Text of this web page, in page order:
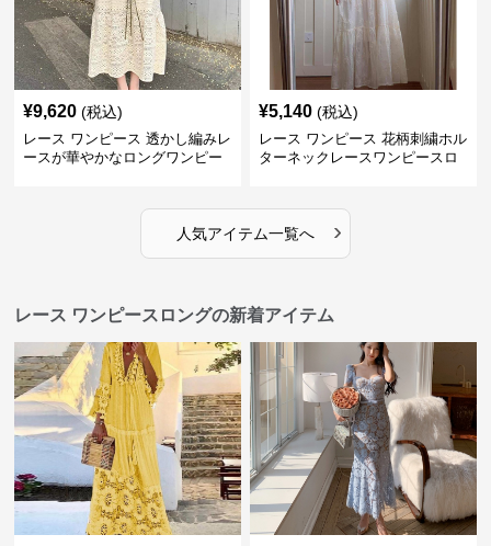
¥9,620 (税込)
レース ワンピース 透かし編みレ
ースが華やかなロングワンピー
¥5,140 (税込)
レース ワンピース 花柄刺繍ホル
ターネックレースワンピースロ
人気アイテム一覧へ ›
レース ワンピースロングの新着アイテム